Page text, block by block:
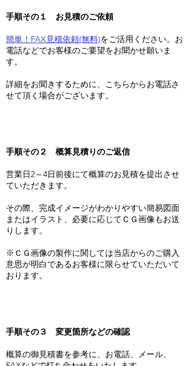
手順その１ お見積のご依頼
簡単！FAX見積依頼(無料)をご活用ください。お
電話などでお客様のご要望をお聞かせ願いま
す。
詳細をお聞きするために、こちらからお電話さ
せて頂く場合がございます。
手順その２ 概算見積りのご返信
営業日2～4日前後にて概算のお見積を提出させ
ていただきます。
その際、完成イメージがわかりやすい簡易図面
またはイラスト、必要に応じてＣＧ画像もお送
りします。
※ＣＧ画像の製作に関しては当店からのご購入
意思が明白であるお客様に限らせていただいて
おります。
手順その３ 変更箇所などの確認
概算の御見積書を参考に、お電話、メール、